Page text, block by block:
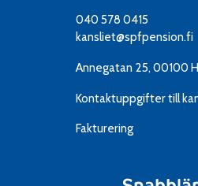
040 578 0415
kansliet@spfpension.fi
Annegatan 25, 00100
Kontaktuppgifter till
Fakturering